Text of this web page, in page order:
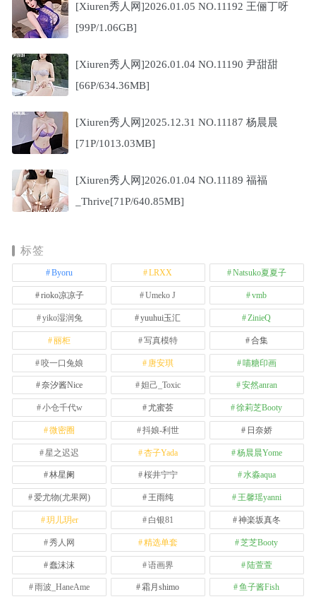
[Xiuren秀人网]2026.01.05 NO.11192 王俪丁呀
[99P/1.06GB]
[Xiuren秀人网]2026.01.04 NO.11190 尹甜甜
[66P/634.36MB]
[Xiuren秀人网]2025.12.31 NO.11187 杨晨晨
[71P/1013.03MB]
[Xiuren秀人网]2026.01.04 NO.11189 福福
_Thrive[71P/640.85MB]
标签
Byoru LRXX Natsuko夏夏子
rioko凉凉子 Umeko J vmb
yiko湿润兔 yuuhui玉汇 ZinieQ
丽柜 写真模特 合集
咬一口兔娘 唐安琪 喵糖印画
奈汐酱Nice 妲己_Toxic 安然anran
小仓千代w 尤蜜荟 徐莉芝Booty
微密圈 抖娘-利世 日奈娇
星之迟迟 杏子Yada 杨晨晨Yome
林星阑 桜井宁宁 水淼aqua
爱尤物(尤果网) 王雨纯 王馨瑶yanni
玥儿玥er 白银81 神楽坂真冬
秀人网 精选单套 芝芝Booty
蠢沫沫 语画界 陆萱萱
雨波_HaneAme 霜月shimo 鱼子酱Fish